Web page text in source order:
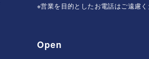
※営業を目的としたお電話はご遠慮
Open